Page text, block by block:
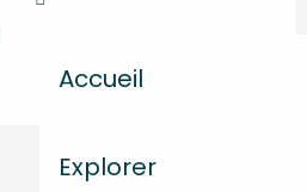
Accueil
Explorer